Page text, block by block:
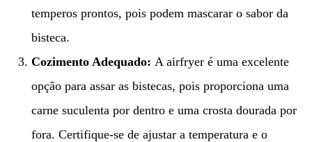
temperos prontos, pois podem mascarar o sabor da
bisteca.
Cozimento Adequado: A airfryer é uma excelente
opção para assar as bistecas, pois proporciona uma
carne suculenta por dentro e uma crosta dourada por
fora. Certifique-se de ajustar a temperatura e o